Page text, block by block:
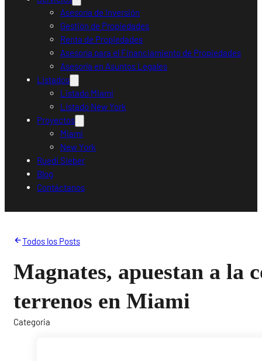
Asesoría de Inversión
Gestión de Propiedades
Renta de Propiedades
Asesoría para el Financiamiento de Propiedades
Asesoría en Asuntos Legales
Listados
Listado Miami
Listado New York
Proyectos
Miami
New York
Ruedi Sieber
Blog
Contáctanos
Todos los Posts
Magnates, apuestan a la
terrenos en Miami
Categoria